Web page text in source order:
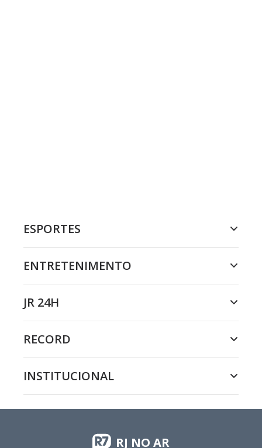
ESPORTES
ENTRETENIMENTO
JR 24H
RECORD
INSTITUCIONAL
RJ NO AR